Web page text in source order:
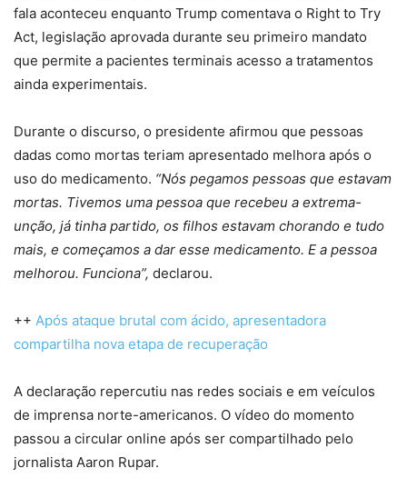
fala aconteceu enquanto Trump comentava o Right to Try
Act, legislação aprovada durante seu primeiro mandato
que permite a pacientes terminais acesso a tratamentos
ainda experimentais.
Durante o discurso, o presidente afirmou que pessoas
dadas como mortas teriam apresentado melhora após o
uso do medicamento. “Nós pegamos pessoas que estavam
mortas. Tivemos uma pessoa que recebeu a extrema-
unção, já tinha partido, os filhos estavam chorando e tudo
mais, e começamos a dar esse medicamento. E a pessoa
melhorou. Funciona”, declarou.
++ Após ataque brutal com ácido, apresentadora
compartilha nova etapa de recuperação
A declaração repercutiu nas redes sociais e em veículos
de imprensa norte-americanos. O vídeo do momento
passou a circular online após ser compartilhado pelo
jornalista Aaron Rupar.